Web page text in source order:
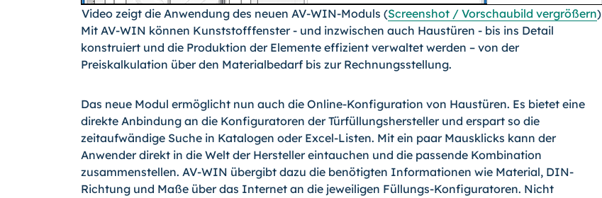
Video zeigt die Anwendung des neuen AV-WIN-Moduls (Screenshot / Vorschaubild vergrößern)
Mit AV-WIN können Kunststofffenster - und inzwischen auch Haustüren - bis ins De­tail
konstruiert und die Produktion der Elemente effizient verwaltet werden – von der
Preiskalkulation über den Materialbedarf bis zur Rechnungsstellung.
Das neue Modul ermöglicht nun auch die Online-Konfiguration von Haustüren. Es bie­tet eine
direkte Anbindung an die Konfiguratoren der Türfüllungshersteller und erspart so die
zeitaufwändige Suche in Katalogen oder Excel-Listen. Mit ein paar Mausklicks kann der
Anwender direkt in die Welt der Hersteller eintauchen und die passende Kom­bination
zusammenstellen. AV-WIN übergibt dazu die benötigten Informationen wie Material, DIN-
Richtung und Maße über das Internet an die jeweiligen Füllungs-Konfi­guratoren. Nicht